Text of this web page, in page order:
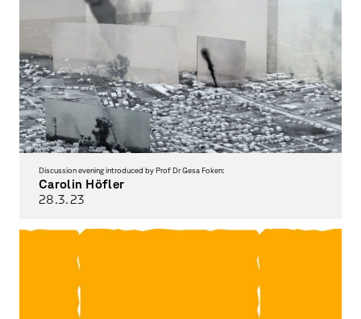
Discussion evening introduced by Prof Dr Gesa Foken:
Carolin Höfler
28.3.23